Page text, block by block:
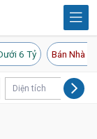
6 Tỷ Bán Nhà
Diện tích